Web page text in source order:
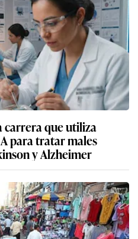
carrera que utiliza
para tratar males
y Alzheimer